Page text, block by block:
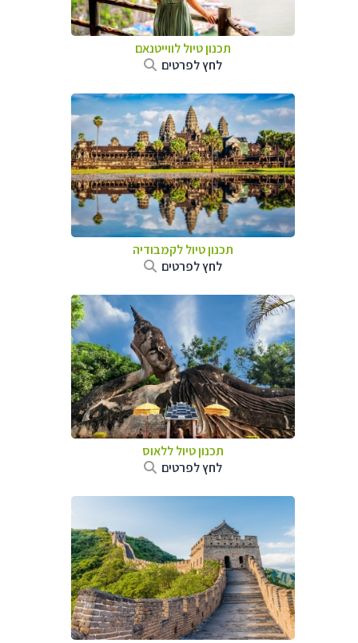
תכנון טיול לווייטנאם
לחץ לפרטים
תכנון טיוללקמבודיה
לחץ לפרטים
תכנון טיולללאוס
לחץ לפרטים